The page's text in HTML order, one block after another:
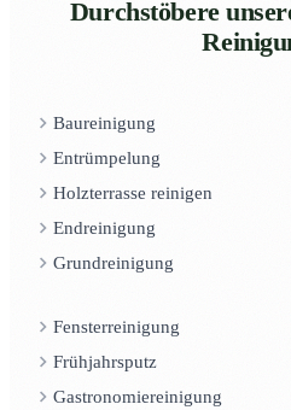
Durchstöbere
Baureinigung
Entrümpelung
Holzterrasse reinigen
Endreinigung
Grundreinigung
Fensterreinigung
Frühjahrsputz
Gastronomiereinigung